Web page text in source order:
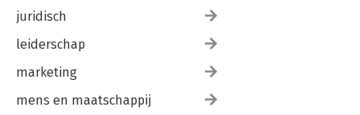
juridisch
leiderschap
marketing
mens en maatschappij